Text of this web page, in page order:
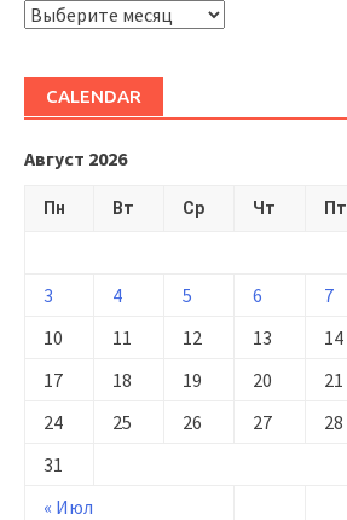
ARHIVĂ
CALENDAR
Август 2026
Пн Вт Ср Чт Пт
« Июл
3
4 5 6 7
10
11 12 13 14
17
18 19 20 21
24
25 26 27 28
31